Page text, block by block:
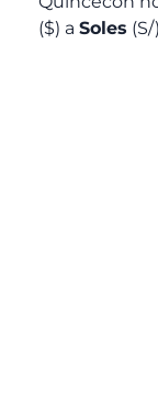
($) a Soles